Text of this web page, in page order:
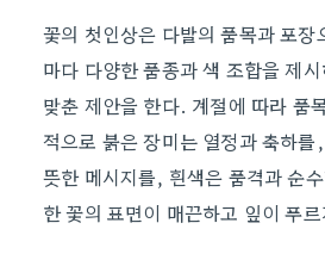
꽃의 첫인상은 다발의 품목과 포장
마다 다양한 품종과 색 조합을 제
맞춘 제안을 한다. 계절에 따라 품
적으로 붉은 장미는 열정과 축하
뜻한 메시지를, 흰색은 품격과 순
한 꽃의 표면이 매끈하고 잎이 푸